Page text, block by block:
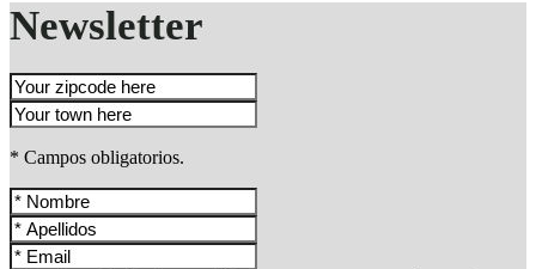
Newsletter
* Campos obligatorios.